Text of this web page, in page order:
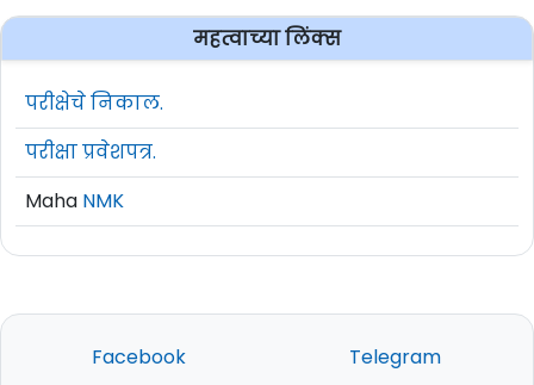
महत्वाच्या लिंक्स
परीक्षेचे निकाल.
परीक्षा प्रवेशपत्र.
Maha NMK
Facebook Telegram